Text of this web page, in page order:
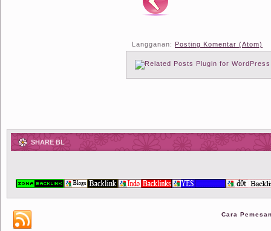
Langganan: Posting Komentar (Atom)
SHARE BL
Cara